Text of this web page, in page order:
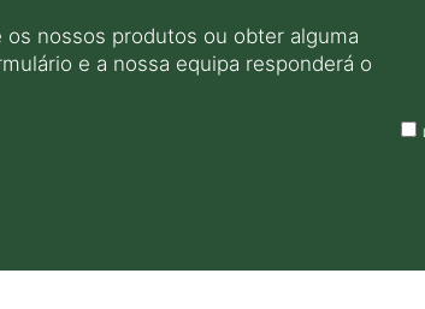
os nossos produtos ou obter alguma
e a nossa equipa responderá o